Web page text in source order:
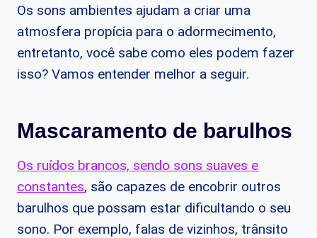
Os sons ambientes ajudam a criar uma
atmosfera propícia para o adormecimento,
entretanto, você sabe como eles podem fazer
isso? Vamos entender melhor a seguir.
Mascaramento de barulhos
Os ruídos brancos, sendo sons suaves e
constantes, são capazes de encobrir outros
barulhos que possam estar dificultando o seu
sono. Por exemplo, falas de vizinhos, trânsito